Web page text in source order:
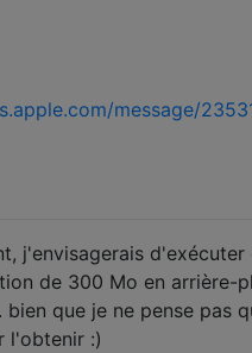
message/
j'envisagerais
de 300 Mo en arrière-
bien que je ne pense pas
l'obtenir :)